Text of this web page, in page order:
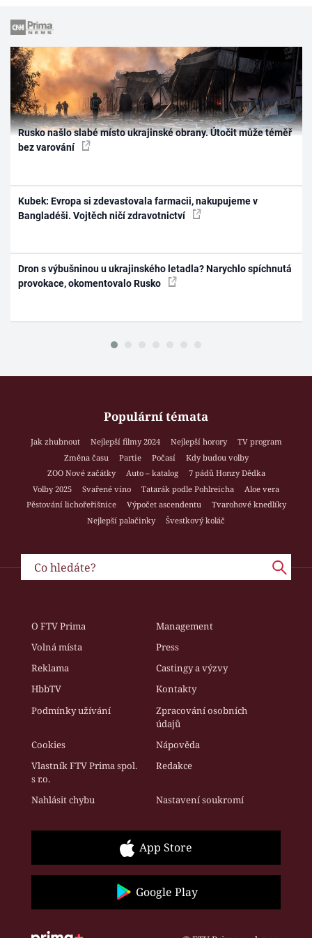
Rusko našlo slabé místo ukrajinské obrany. Útočit může téměř
bez varování
Kubek: Evropa si zdevastovala farmacii, nakupujeme v
Bangladéši. Vojtěch ničí zdravotnictví
Dron s výbušninou u ukrajinského letadla? Narychlo spíchnutá
provokace, okomentovalo Rusko
Populární témata
Jak zhubnout Nejlepší filmy 2024 Nejlepší horory
TV program
Změna času
Partie Počasí
Kdy budou volby
ZOO Nové začátky
Auto – katalog
7 pádů Honzy Dědka
Volby 2025
Svařené víno Tatarák podle Pohlreicha
Aloe vera
Pěstování lichořeřišnice
Výpočet ascendentu
Tvarohové knedlíky
Nejlepší palačinky
Švestkový koláč
O FTV Prima
Management
Volná místa
Press
Reklama
Castingy a výzvy
HbbTV
Kontakty
Podmínky užívání
Zpracování osobních
údajů
Cookies
Nápověda
Vlastník FTV Prima spol.
s r.o.
Redakce
Nahlásit chybu Nastavení soukromí
App Store
Google Play